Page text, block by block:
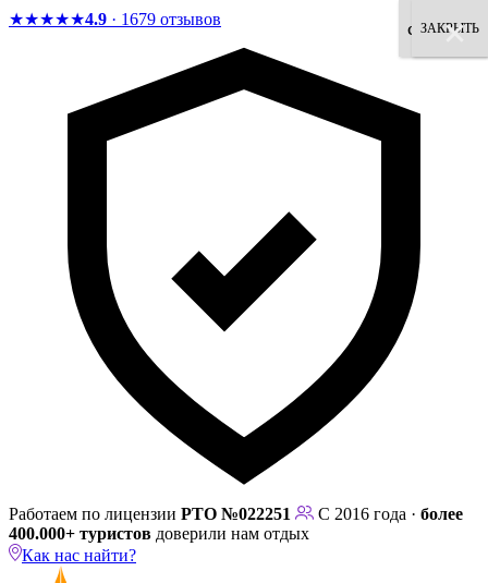
★★★★★4.9 · 1679 отзывов
Работаем по лицензии РТО №022251 С 2016 года · более
400.000+ туристов доверили нам отдых
Как нас найти?
×
×
×
×
согласен
×
×
ЗАКРЫТЬ
×
×